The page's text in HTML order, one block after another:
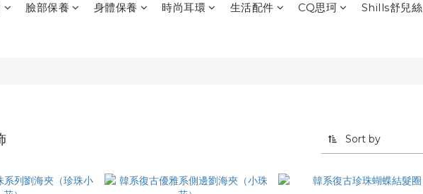
臉部保養 身體保養 時尚耳環 生活配件 CQ思珂 Shills舒兒絲
Sort by